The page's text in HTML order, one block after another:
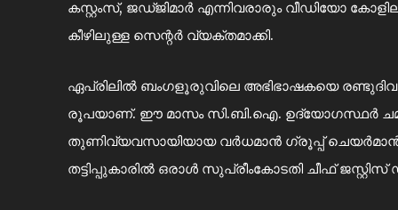
കസ്റ്റംസ്, ജഡ്ജിമാർ എന്നിവരാരും വീഡിയോ
കീഴിലുള്ള സെന്റർ വ്യക്തമാക്കി.
ഏപ്രിലിൽ ബംഗളൂരുവിലെ അഭിഭാഷകയെ
രൂപയാണ്. ഈ മാസം സി.ബി.ഐ. ഉദ്യോഗസ്ഥർ
തുണിവ്യവസായിയായ വർധമാൻ ഗ്രൂപ്പ്
തട്ടിപ്പുകാരിൽ ഒരാൾ സുപ്രീംകോടതി ചീഫ്